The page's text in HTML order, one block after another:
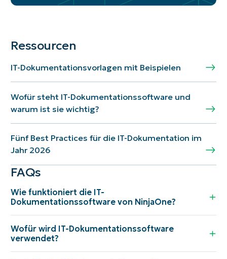
Ressourcen
IT-Dokumentationsvorlagen mit Beispielen
Wofür steht IT-Dokumentationssoftware und
warum ist sie wichtig?
Fünf Best Practices für die IT-Dokumentation im
Jahr 2026
FAQs
Wie funktioniert die IT-
Dokumentationssoftware von NinjaOne?
Wofür wird IT-Dokumentationssoftware
verwendet?